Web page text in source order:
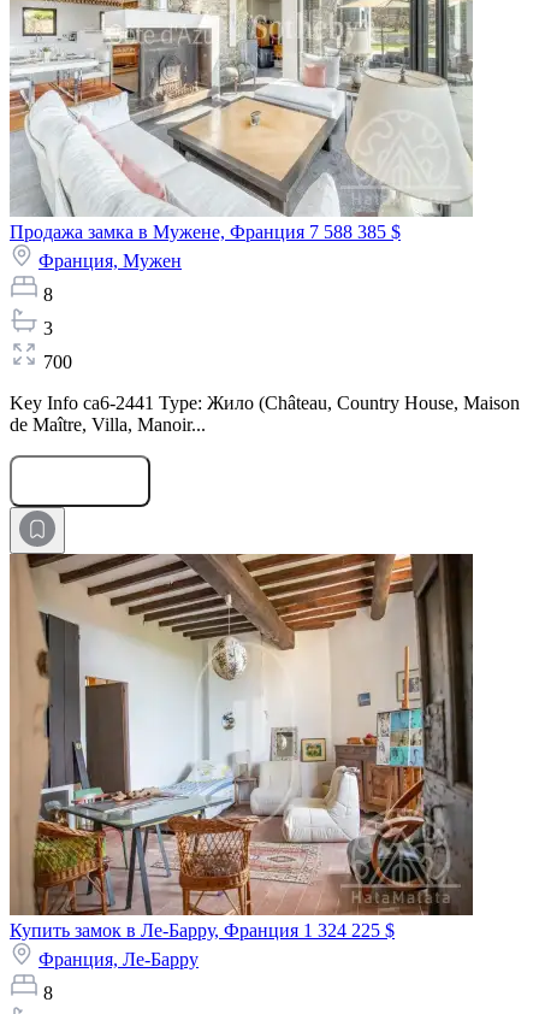
Продажа замка в Мужене, Франция 7 588 385 $
Франция, Мужен
8
3
700
Key Info ca6-2441 Type: Жило (Château, Country House, Maison
de Maître, Villa, Manoir...
Купить замок в Ле-Барру, Франция 1 324 225 $
Франция, Ле-Барру
8